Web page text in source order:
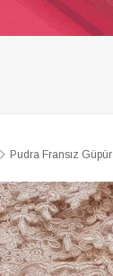
TAKI
Pudra Fransız